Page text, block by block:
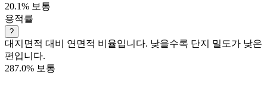
20.1% 보통
용적률
?
대지면적 대비 연면적 비율입니다. 낮을수록 단지 밀도가 낮은
편입니다.
287.0% 보통